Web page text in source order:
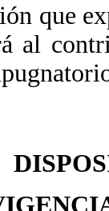
que
al